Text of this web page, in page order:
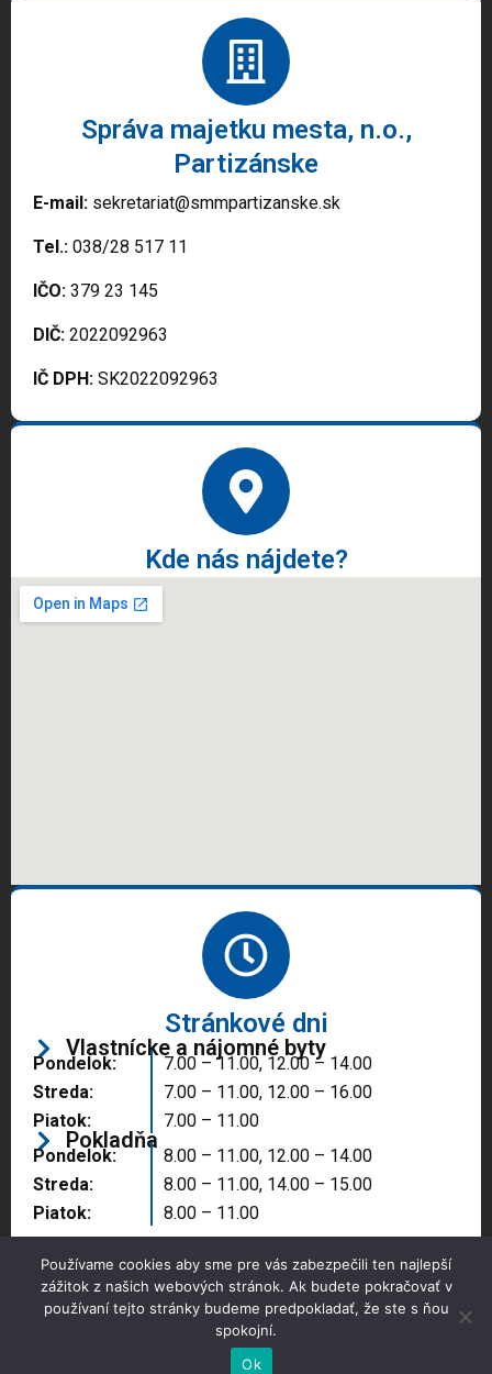
Správa majetku mesta, n.o.,
Partizánske
E-mail: sekretariat@smmpartizanske.sk
Tel.: 038/28 517 11
IČO: 379 23 145
DIČ: 2022092963
IČ DPH: SK2022092963
Kde nás nájdete?
Stránkové dni
Vlastnícke a nájomné byty
Pondelok:
Streda:
Piatok:
7.00 – 11.00, 12.00 – 14.00
7.00 – 11.00, 12.00 – 16.00
7.00 – 11.00
Pokladňa
Pondelok:
Streda:
Piatok:
8.00 – 11.00, 12.00 – 14.00
8.00 – 11.00, 14.00 – 15.00
8.00 – 11.00
Copyright © 2025 Správa majetku mesta, n.o.,
Partizánske
Používame cookies aby sme pre vás zabezpečili ten najlepší
zážitok z našich webových stránok. Ak budete pokračovať v
používaní tejto stránky budeme predpokladať, že ste s ňou
spokojní.
Ok